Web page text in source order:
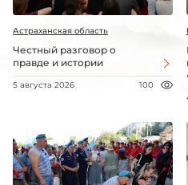
Астраханская область
Честный разговор о
правде и истории
5 августа 2026 100